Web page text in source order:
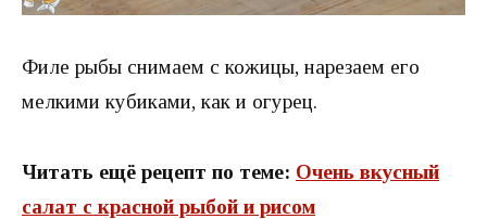
Филе рыбы снимаем с кожицы, нарезаем его
мелкими кубиками, как и огурец.
Читать ещё рецепт по теме: Очень вкусный
салат с красной рыбой и рисом